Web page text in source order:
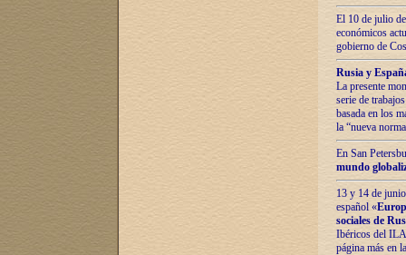
El 10 de julio
económicos
gobierno de
Rusia y
La presente
serie de
basada en los
la “nueva
En San
mundo
13 y 14 de
español «
sociales de
Ibéricos del ILA
página más en